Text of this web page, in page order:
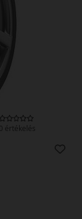
0 értékelés